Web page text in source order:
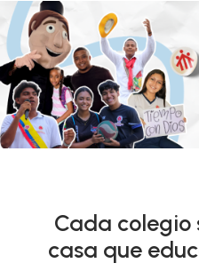
Cada colegio
casa que